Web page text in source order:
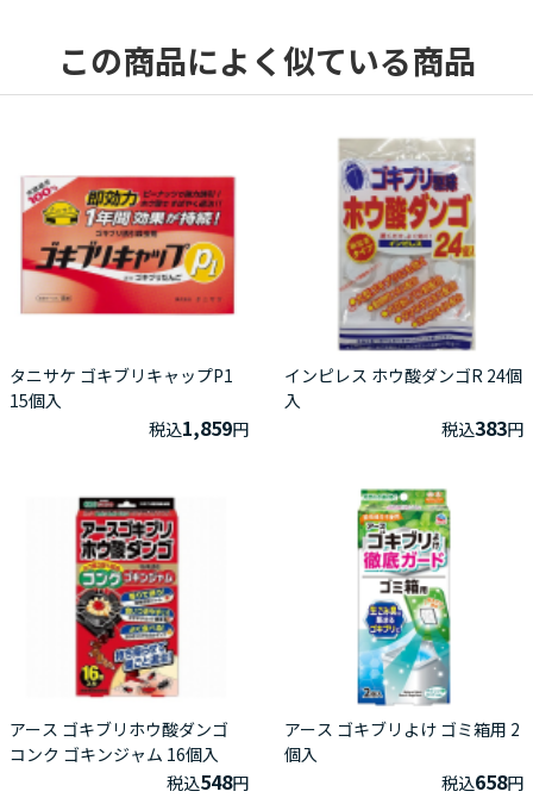
この商品によく似ている商品
タニサケ ゴキブリキャップP1
15個入
税込1,859円
インピレス ホウ酸ダンゴR 24個
入
税込383円
アース ゴキブリホウ酸ダンゴ
コンク ゴキンジャム 16個入
税込548円
アース ゴキブリよけ ゴミ箱用 2
個入
税込658円